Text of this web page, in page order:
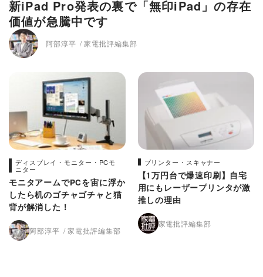
新iPad Pro発表の裏で「無印iPad」の存在
価値が急騰中です
阿部淳平 家電批評編集部
ディスプレイ・モニター・PCモ
ニター
モニタアームでPCを宙に浮か
したら机のゴチャゴチャと猫
背が解消した！
阿部淳平 家電批評編集部
プリンター・スキャナー
【1万円台で爆速印刷】自宅
用にもレーザープリンタが激
推しの理由
家電批評編集部